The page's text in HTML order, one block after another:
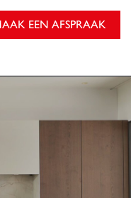
EEN AFSPRAAK